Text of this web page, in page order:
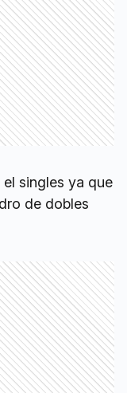
singles ya que
de dobles